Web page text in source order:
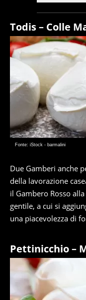
Todis – Colle
Fonte: iStock - barmalini
Due Gamberi anche
della lavorazione
il Gambero Rosso
gentile, a cui si
una piacevolezza di
Pettinicchio –